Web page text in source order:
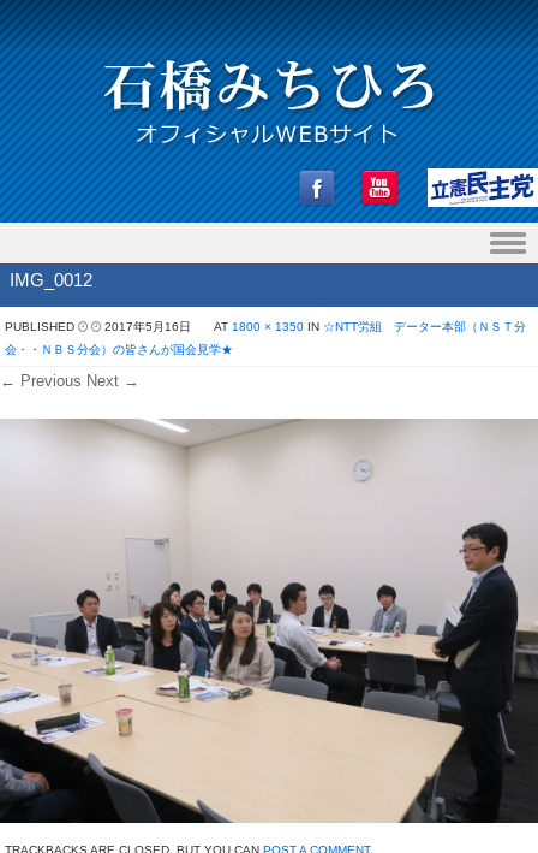
Skip to content
IMG_0012
PUBLISHED 2017年5月16日 AT 1800 × 1350 IN ☆NTT労組 データー本部（ＮＳＴ分
会・・ＮＢＳ分会）の皆さんが国会見学★
← Previous Next →
TRACKBACKS ARE CLOSED, BUT YOU CAN POST A COMMENT.